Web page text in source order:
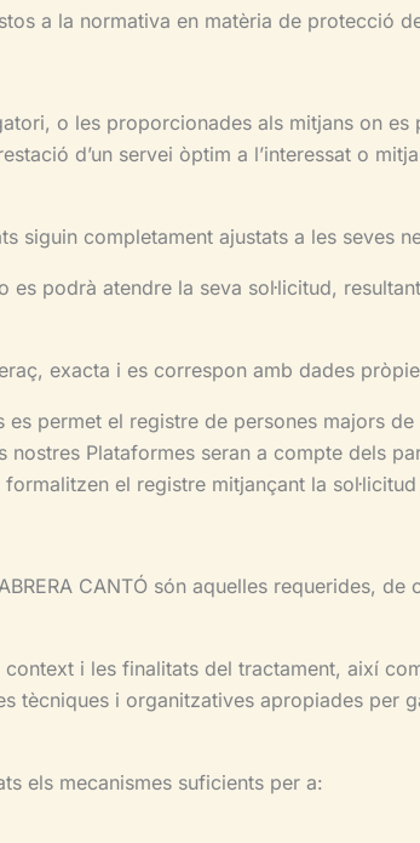
a la normativa en matèria de protecció
o les proporcionades als mitjans on
d’un servei òptim a l’interessat o
siguin completament ajustats a les seves
podrà atendre la seva sol·licitud,
exacta i es correspon amb dades
permet el registre de persones majors
Plataformes seran a compte dels
el registre mitjançant la
CANTÓ són aquelles requerides,
context i les finalitats del tractament, així
tècniques i organitzatives apropiades per
els mecanismes suficients per a: